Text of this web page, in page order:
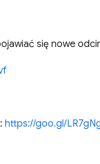
się nowe
https://goo.gl/